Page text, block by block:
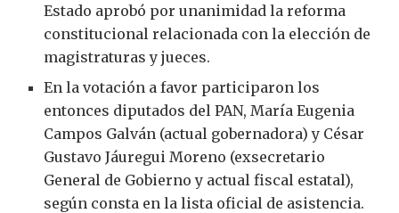
Estado aprobó por unanimidad la reforma
constitucional relacionada con la elección de
magistraturas y jueces.
En la votación a favor participaron los
entonces diputados del PAN, María Eugenia
Campos Galván (actual gobernadora) y César
Gustavo Jáuregui Moreno (exsecretario
General de Gobierno y actual fiscal estatal),
según consta en la lista oficial de asistencia.